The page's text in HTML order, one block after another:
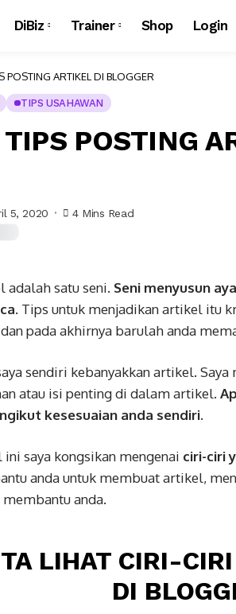
DiBiz Trainer Shop Login
POSTING ARTIKEL DI BLOGGER
TIPS USAHAWAN
POSTING
5, 2020 4 Mins Read
satu seni. Seni menyusun
Tips untuk menjadikan artikel itu
pada akhirnya barulah anda
sendiri kebanyakkan artikel.
atau isi penting di dalam artikel.
kesesuaian anda sendiri.
saya kongsikan mengenai ciri-ciri
anda untuk membuat artikel,
anda.
LIHAT CIRI-
DI